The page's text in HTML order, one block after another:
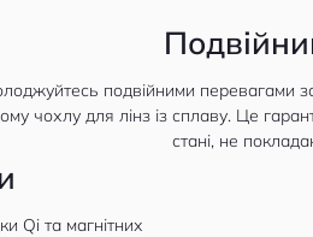
подвійними перевагами
чохлу для лінз із сплаву. Це
стані, не
Qi та магнітних